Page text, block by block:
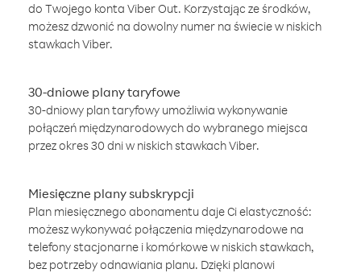
do Twojego konta Viber Out. Korzystając ze środków,
możesz dzwonić na dowolny numer na świecie w niskich
stawkach Viber.
30-dniowe plany taryfowe
30-dniowy plan taryfowy umożliwia wykonywanie
połączeń międzynarodowych do wybranego miejsca
przez okres 30 dni w niskich stawkach Viber.
Miesięczne plany subskrypcji
Plan miesięcznego abonamentu daje Ci elastyczność:
możesz wykonywać połączenia międzynarodowe na
telefony stacjonarne i komórkowe w niskich stawkach,
bez potrzeby odnawiania planu. Dzięki planowi